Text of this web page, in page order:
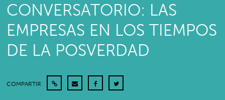
CONVERSATORIO: LAS
EMPRESAS EN LOS TIEMPOS
DE LA POSVERDAD
COMPARTIR